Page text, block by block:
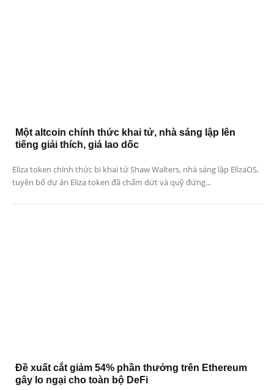
Một altcoin chính thức khai tử, nhà sáng lập lên
tiếng giải thích, giá lao dốc
Eliza token chính thức bị khai tử Shaw Walters, nhà sáng lập ElizaOS,
tuyên bố dự án Eliza token đã chấm dứt và quỹ đứng...
Đề xuất cắt giảm 54% phần thưởng trên Ethereum
gây lo ngại cho toàn bộ DeFi